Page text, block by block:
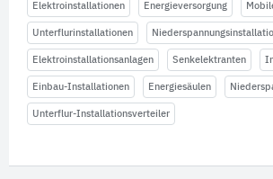
Elektroinstallationen Energieversorgung
Unterflurinstallationen
Elektroinstallationsanlagen Senkelektranten
Einbau-Installationen Energiesäulen
Unterflur-Installationsverteiler